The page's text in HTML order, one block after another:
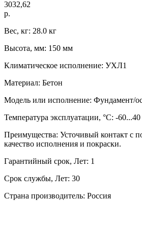
3032,62
р.
Вес, кг: 28.0 кг
Высота, мм: 150 мм
Климатическое исполнение: УХЛ1
Материал: Бетон
Модель или исполнение: Фундамент/
Температура эксплуатации, °C: -60...40
Преимущества: Усточивый контакт с
качество исполнения и покраски.
Гарантийный срок, Лет: 1
Срок службы, Лет: 30
Страна производитель: Россия